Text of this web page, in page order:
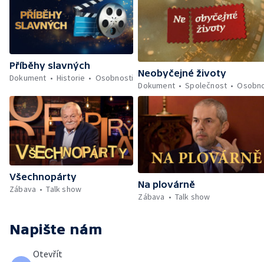
Příběhy slavných
Dokument
Historie Osobnosti Neobyčejné životy
Dokument
Společnost
Všechnopárty
Zábava
Talk show
Na plovárně
Zábava
Talk show
Napište nám
Otevřít